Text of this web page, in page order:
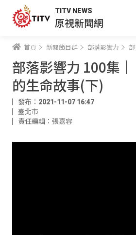
TITV NEWS
原視新聞網
首頁 新聞節目群 部落影響力 部
部落影響力 100集
的生命故事(下)
發布：2021-11-07 16:47
臺北市
責任編輯：張嘉容